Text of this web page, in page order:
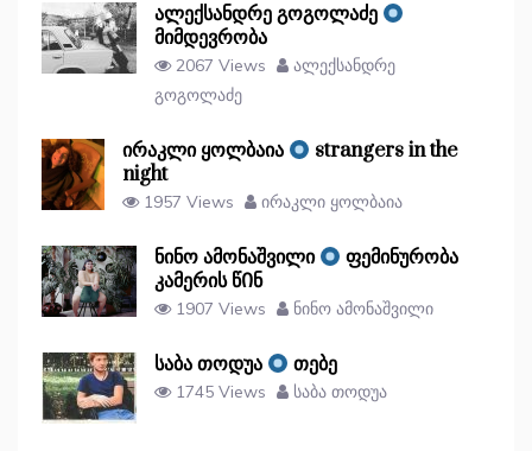
ალექსანდრე გოგოლაძე
მიმდევრობა
2067 Views
ალექსანდრე
გოგოლაძე
ირაკლი ყოლბაია
strangers in the
night
1957 Views ირაკლი ყოლბაია
ნინო ამონაშვილი
ფემინურობა
კამერის წᲘნ
1907 Views ნინო ამონაშვილი
საბა თოდუა თებე
1745 Views საბა თოდუა